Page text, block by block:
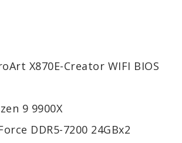
X870E-Creator WIFI BIOS
9 9900X
DDR5-7200 24GBx2